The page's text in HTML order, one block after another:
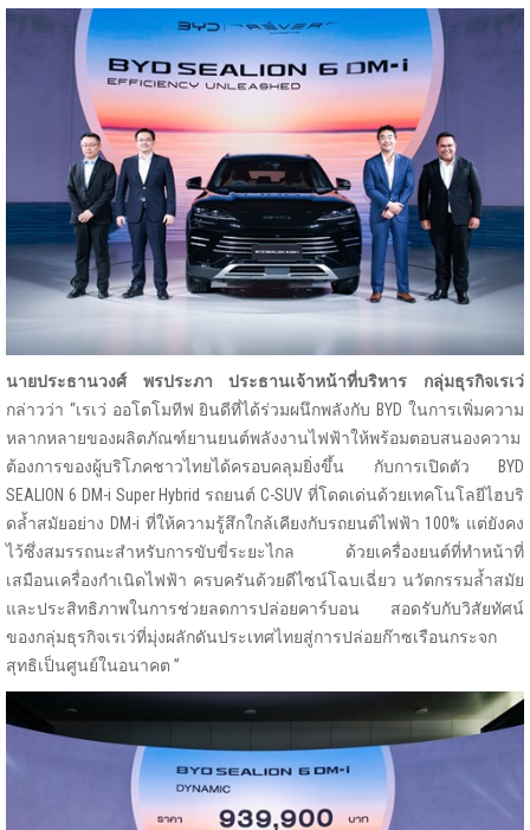
นายประธานวงศ์ พรประภา ประธานเจ้าหน้าที่บริหาร กลุ่มธุรกิจเรเว่
กล่าวว่า “เรเว่ ออโตโมทีฟ ยินดีที่ได้ร่วมผนึกพลังกับ BYD ในการเพิ่มความ
หลากหลายของผลิตภัณฑ์ยานยนต์พลังงานไฟฟ้าให้พร้อมตอบสนองความ
ต้องการของผู้บริโภคชาวไทยได้ครอบคลุมยิ่งขึ้น กับการเปิดตัว BYD
SEALION 6 DM-i Super Hybrid รถยนต์ C-SUV ที่โดดเด่นด้วยเทคโนโลยีไฮบริ
ดล้ำสมัยอย่าง DM-i ที่ให้ความรู้สึกใกล้เคียงกับรถยนต์ไฟฟ้า 100% แต่ยังคง
ไว้ซึ่งสมรรถนะสำหรับการขับขี่ระยะไกล ด้วยเครื่องยนต์ที่ทำหน้าที่
เสมือนเครื่องกำเนิดไฟฟ้า ครบครันด้วยดีไซน์โฉบเฉี่ยว นวัตกรรมล้ำสมัย
และประสิทธิภาพในการช่วยลดการปล่อยคาร์บอน สอดรับกับวิสัยทัศน์
ของกลุ่มธุรกิจเรเว่ที่มุ่งผลักดันประเทศไทยสู่การปล่อยก๊าซเรือนกระจก
สุทธิเป็นศูนย์ในอนาคต ”